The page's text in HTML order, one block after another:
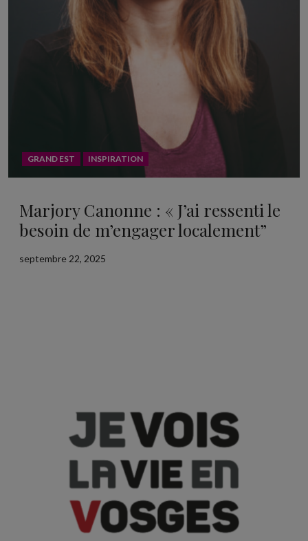
GRAND EST INSPIRATION
Marjory Canonne : « J’ai ressenti le
besoin de m’engager localement”
septembre 22, 2025